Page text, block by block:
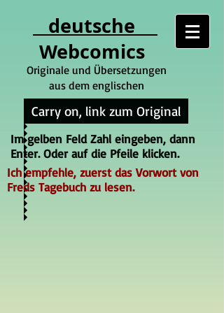
deutsche
Webcomics
Originale und Übersetzungen
aus dem englischen
Carry on, link zum Original
Im gelben Feld Zahl eingeben, dann
Enter. Oder auf die Pfeile klicken.
Ich empfehle, zuerst das Vorwort von
Freds Tagebuch zu lesen.